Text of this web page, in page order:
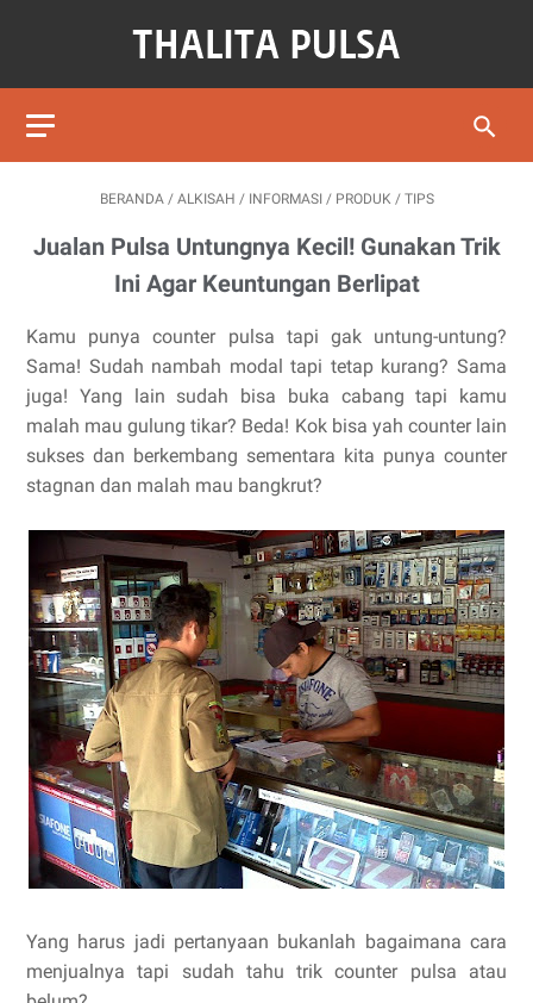
BERANDA / ALKISAH / INFORMASI / PRODUK / TIPS
Jualan Pulsa Untungnya Kecil! Gunakan Trik
Ini Agar Keuntungan Berlipat
Kamu punya counter pulsa tapi gak untung-untung?
Sama! Sudah nambah modal tapi tetap kurang? Sama
juga! Yang lain sudah bisa buka cabang tapi kamu
malah mau gulung tikar? Beda! Kok bisa yah counter lain
sukses dan berkembang sementara kita punya counter
stagnan dan malah mau bangkrut?
Yang harus jadi pertanyaan bukanlah bagaimana cara
menjualnya tapi sudah tahu trik counter pulsa atau